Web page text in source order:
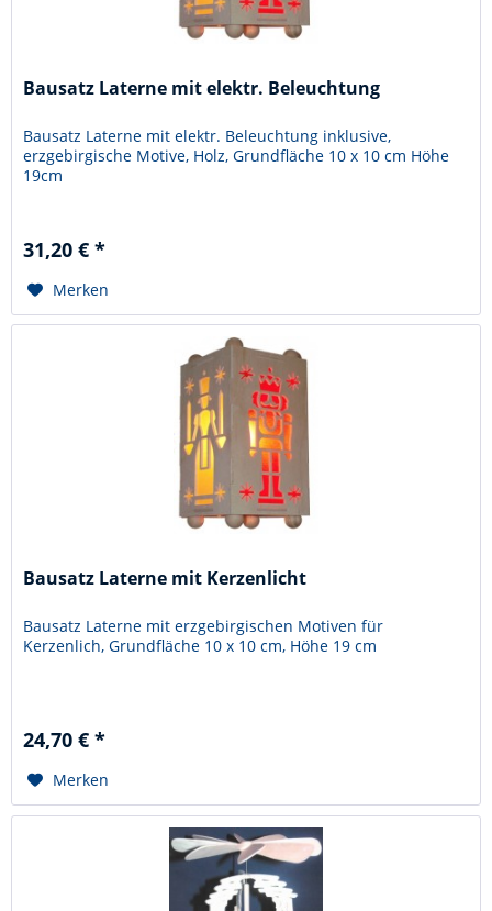
Bausatz Laterne mit elektr. Beleuchtung
Bausatz Laterne mit elektr. Beleuchtung inklusive,
erzgebirgische Motive, Holz, Grundfläche 10 x 10 cm Höhe
19cm
31,20 € *
Merken
Bausatz Laterne mit Kerzenlicht
Bausatz Laterne mit erzgebirgischen Motiven für
Kerzenlich, Grundfläche 10 x 10 cm, Höhe 19 cm
24,70 € *
Merken